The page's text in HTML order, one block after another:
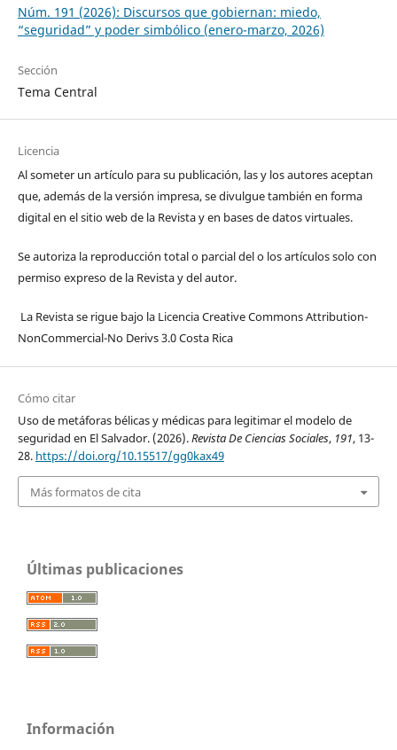
Núm. 191 (2026): Discursos que gobiernan: miedo,
“seguridad” y poder simbólico (enero-marzo, 2026)
Sección
Tema Central
Licencia
Al someter un artículo para su publicación, las y los autores aceptan
que, además de la versión impresa, se divulgue también en forma
digital en el sitio web de la Revista y en bases de datos virtuales.
Se autoriza la reproducción total o parcial del o los artículos solo con
permiso expreso de la Revista y del autor.
La Revista se rigue bajo la Licencia Creative Commons Attribution-
NonCommercial-No Derivs 3.0 Costa Rica
Cómo citar
Uso de metáforas bélicas y médicas para legitimar el modelo de
seguridad en El Salvador. (2026).Revista De Ciencias Sociales, 191, 13-
28. https://doi.org/10.15517/gg0kax49
Más formatos de cita
Últimas publicaciones
Información